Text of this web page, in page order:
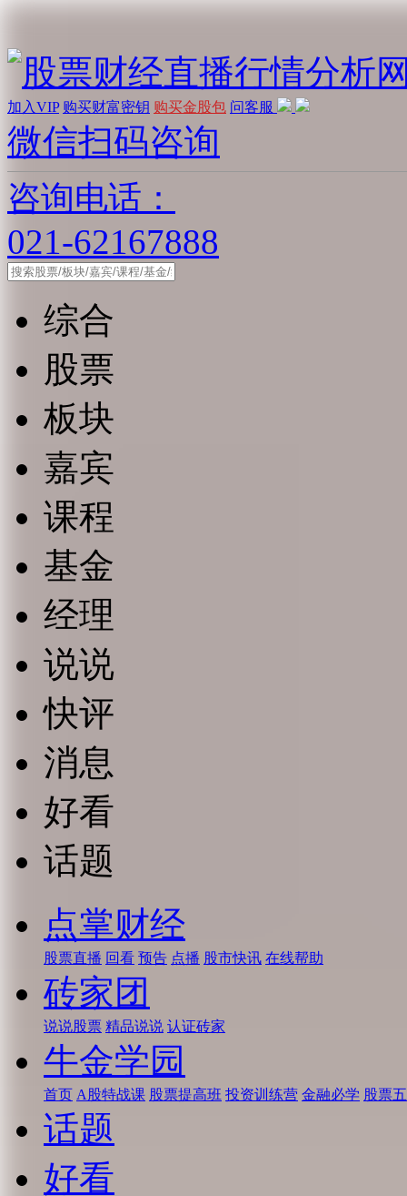
加入VIP 购买财富密钥 购买金股包 问客服
微信扫码咨询
咨询电话：
021-62167888
综合
股票
板块
嘉宾
课程
基金
经理
说说
快评
消息
好看
话题
点掌财经
股票直播 回看 预告 点播 股市快讯 在线帮助
砖家团
说说股票 精品说说 认证砖家
牛金学园
首页 A股特战课 股票提高班 投资训练营 金融必学 股票
话题
好看